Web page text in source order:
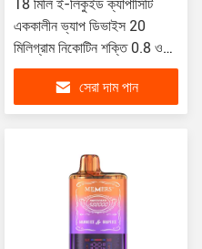
18 মিলি ই-লিকুইড ক্যাপাসিটি
এককালীন ভ্যাপ ডিভাইস 20
মিলিগ্রাম নিকোটিন শক্তি 0.8 ওহম
মসৃণ ভ্যাপিং অভিজ্ঞতার জন্য
প্রতিরোধের
সেরা দাম পান